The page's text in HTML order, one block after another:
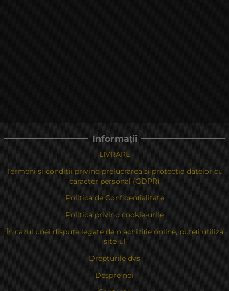
Informații
LIVRARE
Termeni si conditii privind prelucrarea si protectia datelor cu
caracter personal (GDPR)
Politica de Confidențialitate
Politica privind cookie-urile
În cazul unei dispute legate de o achiziție online, puteți utiliza
site-ul
Drepturile dvs
Despre noi